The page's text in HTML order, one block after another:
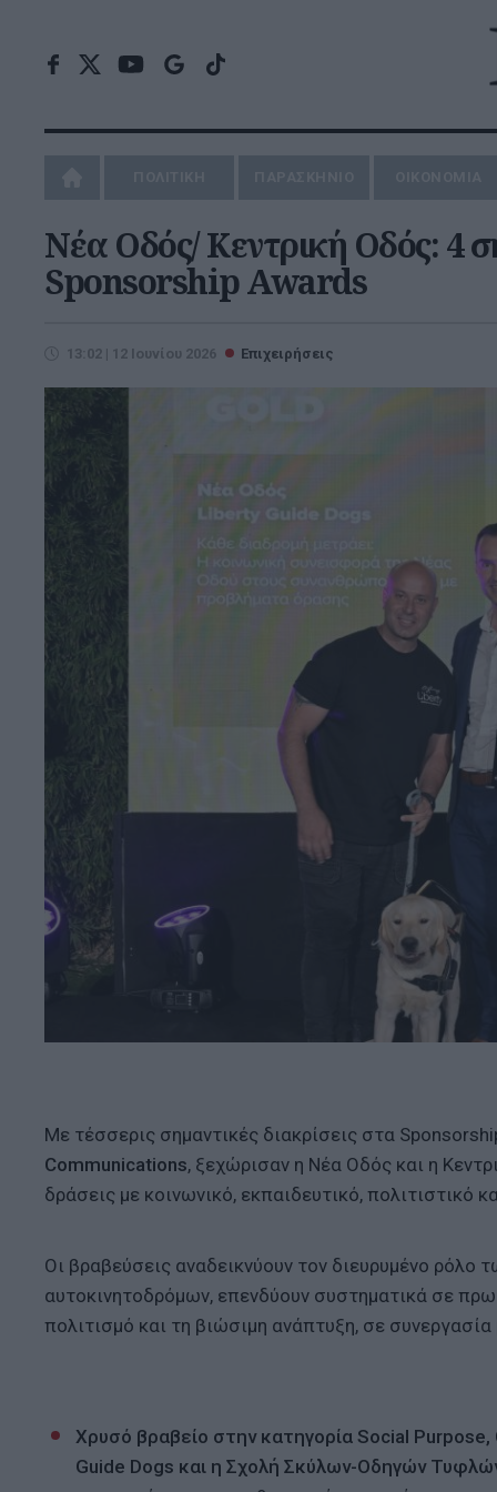
Νέα Οδός/ Κεντρική Οδός: 4
Sponsorship Awards
13:02 | 12 Ιουνίου 2026 Επιχειρήσεις
Με τέσσερις σημαντικές διακρίσεις στα
Communications, ξεχώρισαν η Νέα Οδός και η
δράσεις με κοινωνικό, εκπαιδευτικό,
Οι βραβεύσεις αναδεικνύουν τον διευρυμένο ρόλο
αυτοκινητοδρόμων, επενδύουν συστηματικά σε
πολιτισμό και τη βιώσιμη ανάπτυξη, σε
Χρυσό βραβείο στην κατηγορία Social
Guide Dogs και η Σχολή Σκύλων-Οδηγών